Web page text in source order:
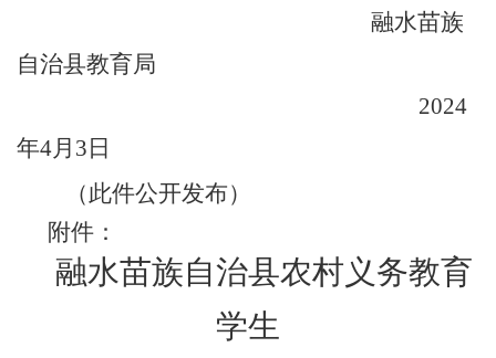
融水苗族
自治县教育局
2024
年4月 3 日
（此件公开发布）
附件：
融水苗族自治县农村义务教育
学生